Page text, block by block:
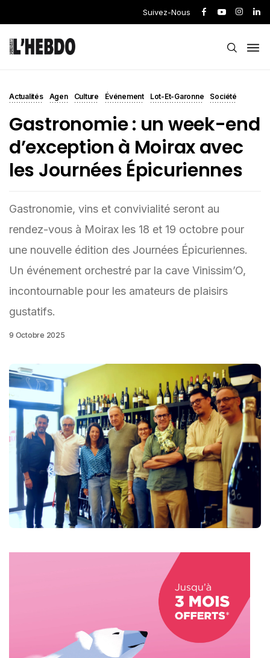
Suivez-Nous
Actualités Agen Culture Événement Lot-Et-Garonne Société
Gastronomie : un week-end
d’exception à Moirax avec
les Journées Épicuriennes
Gastronomie, vins et convivialité seront au
rendez-vous à Moirax les 18 et 19 octobre pour
une nouvelle édition des Journées Épicuriennes.
Un événement orchestré par la cave Vinissim’O,
incontournable pour les amateurs de plaisirs
gustatifs.
9 Octobre 2025